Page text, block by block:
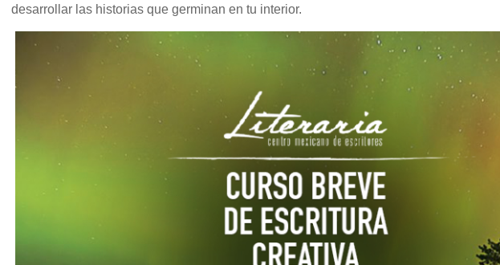
desarrollar las historias que germinan en tu interior.